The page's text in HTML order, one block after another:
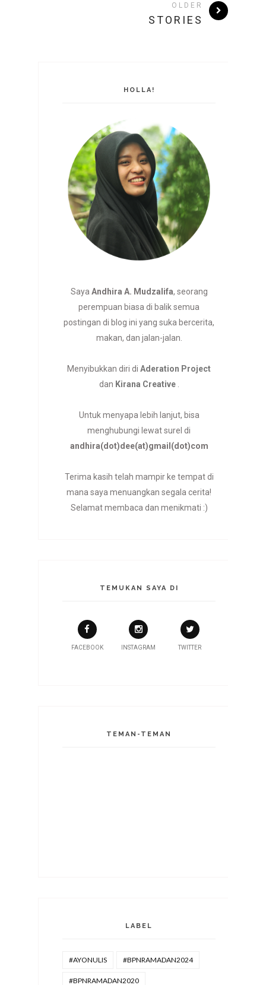
OLDER
STORIES
HOLLA!
Saya Andhira A. Mudzalifa, seorang
perempuan biasa di balik semua
postingan di blog ini yang suka bercerita,
makan, dan jalan-jalan.
Menyibukkan diri di Aderation Project
dan Kirana Creative
Untuk menyapa lebih lanjut, bisa
menghubungi lewat surel di
andhira(dot)dee(at)gmail(dot)com
Terima kasih telah mampir ke tempat di
mana saya menuangkan segala cerita!
Selamat membaca dan menikmati :)
TEMUKAN SAYA DI
FACEBOOK INSTAGRAM TWITTER
TEMAN-TEMAN
LABEL
#AYONULIS #BPNRAMADAN2024
#BPNRAMADAN2020